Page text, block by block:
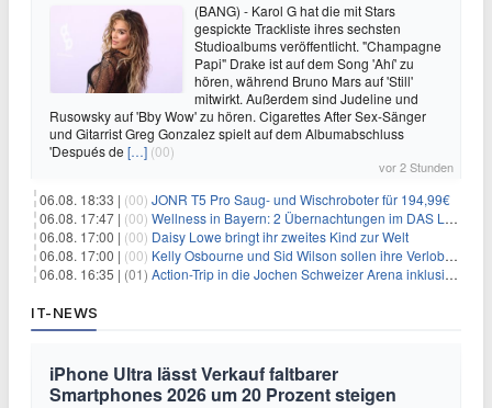
(BANG) - Karol G hat die mit Stars
gespickte Trackliste ihres sechsten
Studioalbums veröffentlicht. "Champagne
Papi" Drake ist auf dem Song 'Ahí' zu
hören, während Bruno Mars auf 'Still'
mitwirkt. Außerdem sind Judeline und
Rusowsky auf 'Bby Wow' zu hören. Cigarettes After Sex-Sänger
und Gitarrist Greg Gonzalez spielt auf dem Albumabschluss
'Después de […] (00)
vor 2 Stunden
06.08. 18:33 | (00) JONR T5 Pro Saug- und Wischroboter für 194,99€
06.08. 17:47 | (00) Wellness in Bayern: 2 Übernachtungen im DAS LUDWIG Sports Resort inkl. HP + Wellness ab 174€ p.P.
06.08. 17:00 | (00) Daisy Lowe bringt ihr zweites Kind zur Welt
06.08. 17:00 | (00) Kelly Osbourne und Sid Wilson sollen ihre Verlobung gelöst haben
06.08. 16:35 | (01) Action-Trip in die Jochen Schweizer Arena inklusive Premium Hotel und Frühstück ab 59€ p.P.
IT-NEWS
iPhone Ultra lässt Verkauf faltbarer
Smartphones 2026 um 20 Prozent steigen